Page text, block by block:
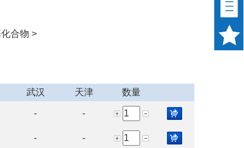
合物 >
武汉 天津 数量
- -
- -